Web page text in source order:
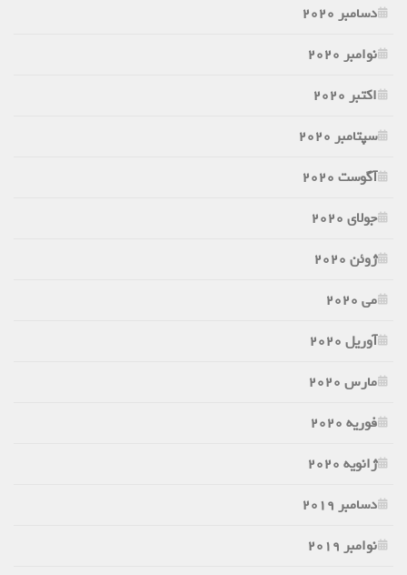
دسامبر 2020
نوامبر 2020
اکتبر 2020
سپتامبر 2020
آگوست 2020
جولای 2020
ژوئن 2020
می 2020
آوریل 2020
مارس 2020
فوریه 2020
ژانویه 2020
دسامبر 2019
نوامبر 2019